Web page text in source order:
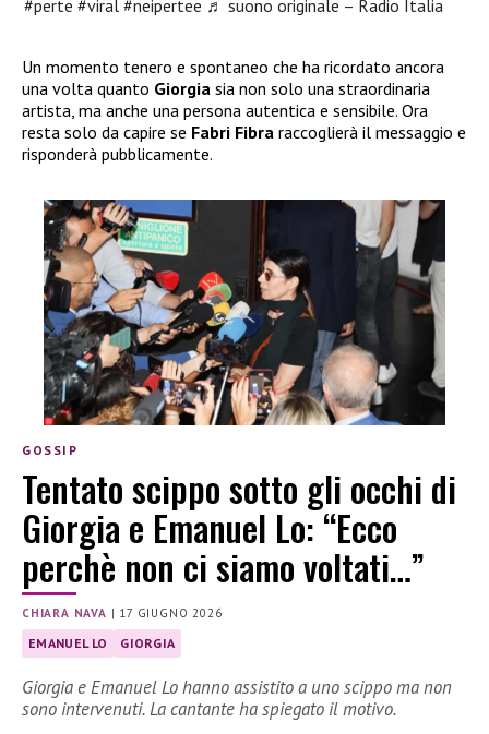
#perte #viral #neipertee ♬ suono originale – Radio Italia
Un momento tenero e spontaneo che ha ricordato ancora
una volta quanto Giorgia sia non solo una straordinaria
artista, ma anche una persona autentica e sensibile. Ora
resta solo da capire se Fabri Fibra raccoglierà il messaggio e
risponderà pubblicamente.
GOSSIP
Tentato scippo sotto gli occhi di
Giorgia e Emanuel Lo: “Ecco
perchè non ci siamo voltati…”
CHIARA NAVA | 17 GIUGNO 2026
EMANUEL LO GIORGIA
Giorgia e Emanuel Lo hanno assistito a uno scippo ma non
sono intervenuti. La cantante ha spiegato il motivo.